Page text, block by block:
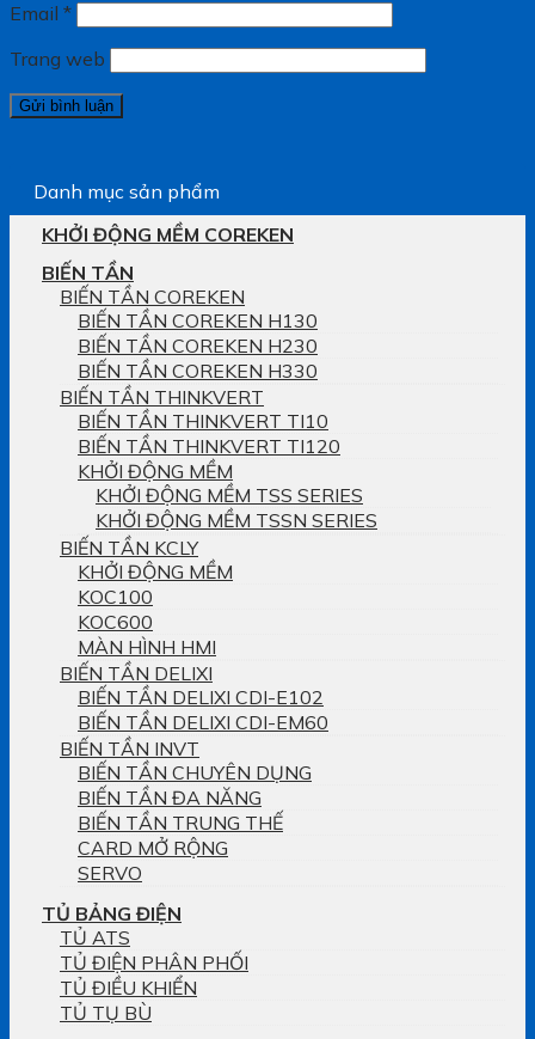
Email *
Trang web
Danh mục sản phẩm
KHỞI ĐỘNG MỀM COREKEN
BIẾN TẦN
BIẾN TẦN COREKEN
BIẾN TẦN COREKEN H130
BIẾN TẦN COREKEN H230
BIẾN TẦN COREKEN H330
BIẾN TẦN THINKVERT
BIẾN TẦN THINKVERT TI10
BIẾN TẦN THINKVERT TI120
KHỞI ĐỘNG MỀM
KHỞI ĐỘNG MỀM TSS SERIES
KHỞI ĐỘNG MỀM TSSN SERIES
BIẾN TẦN KCLY
KHỞI ĐỘNG MỀM
KOC100
KOC600
MÀN HÌNH HMI
BIẾN TẦN DELIXI
BIẾN TẦN DELIXI CDI-E102
BIẾN TẦN DELIXI CDI-EM60
BIẾN TẦN INVT
BIẾN TẦN CHUYÊN DỤNG
BIẾN TẦN ĐA NĂNG
BIẾN TẦN TRUNG THẾ
CARD MỞ RỘNG
SERVO
TỦ BẢNG ĐIỆN
TỦ ATS
TỦ ĐIỆN PHÂN PHỐI
TỦ ĐIỀU KHIỂN
TỦ TỤ BÙ